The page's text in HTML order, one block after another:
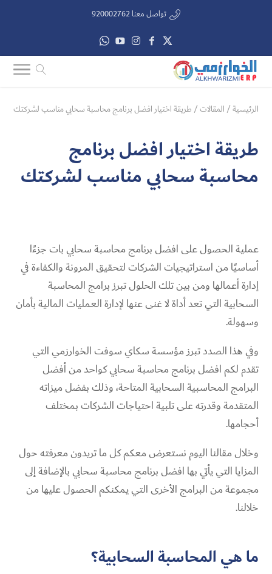
تواصل معنا 920002762
الرئيسية/ المقالات/ طريقة اختيار افضل برنامج محاسبة سحابي مناسب لشركتك
طريقة اختيار افضل برنامج
محاسبة سحابي مناسب لشركتك
عملية الحصول على افضل برنامج محاسبة سحابي بات جزءًا
أساسيًا من استراتيجيات الشركات لتحقيق المرونة والكفاءة في
إدارة أعمالها ومن بين تلك الحلول تبرز برامج المحاسبة
السحابية التي تعد أداة لا غنى عنها لإدارة العمليات المالية بأمان
وسهولة.
وفي هذا الصدد تبرز مؤسسة سكاي سوفت الخوارزمي التي
تقدم لكم افضل برنامج محاسبة سحابي كواحد من أفضل
البرامج المحاسبية السحابية المتاحة، وذلك بفضل ميزاته
المتقدمة وقدرته على تلبية احتياجات الشركات بمختلف
أحجامها.
وخلال مقالنا اليوم نستعرض معكم كل ما تريدون معرفته حول
المزايا التي يأتي بها افضل برنامج محاسبة سحابي بالإضافة إلى
مجموعة من البرامج الأخرى التي يمكنكم الحصول عليها من
خلالنا.
ما هي المحاسبة السحابية؟